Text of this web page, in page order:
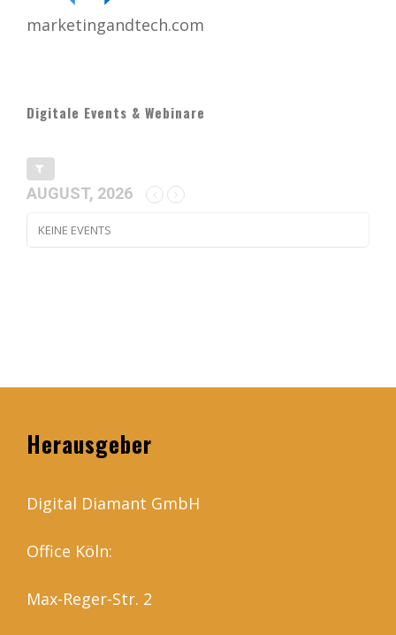
marketingandtech.com
Digitale Events & Webinare
AUGUST, 2026
KEINE EVENTS
Herausgeber
Digital Diamant GmbH
Office Köln:
Max-Reger-Str. 2